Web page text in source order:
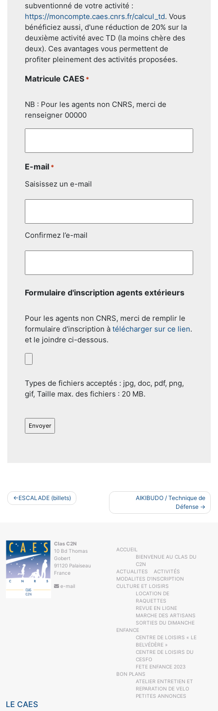
subventionné de votre activité :
https://moncompte.caes.cnrs.fr/calcul_td. Vous
bénéficiez aussi, d'une réduction de 20% sur la
deuxième activité avec TD (la moins chère des
deux). Ces avantages vous permettent de
profiter pleinement des activités proposées.
Matricule CAES *
NB : Pour les agents non CNRS, merci de
renseigner 00000
E-mail *
Saisissez un e-mail
Confirmez l’e-mail
Formulaire d'inscription agents extérieurs
Pour les agents non CNRS, merci de remplir le
formulaire d'inscription à télécharger sur ce lien.
et le joindre ci-dessous.
Types de fichiers acceptés : jpg, doc, pdf, png,
gif, Taille max. des fichiers : 20 MB.
Navigation
de
ESCALADE (billets)
AIKIBUDO / Technique de
Défense
Clas C2N
10 Bd Thomas
Gobert
91120 Palaiseau
France
e-mail
ACCUEIL
BIENVENUE AU CLAS DU
C2N
ACTUALITES
ACTIVITÉS
MODALITES D’INSCRIPTION
CULTURE ET LOISIRS
LOCATION DE
RAQUETTES
REVUE EN LIGNE
MARCHE DES ARTISANS
SORTIES DU DIMANCHE
ENFANCE
CENTRE DE LOISIRS « LE
BELVÉDÈRE »
CENTRE DE LOISIRS DU
CESFO
FETE ENFANCE 2023
BON PLANS
ATELIER ENTRETIEN ET
REPARATION DE VELO
PETITES ANNONCES
LE CAES